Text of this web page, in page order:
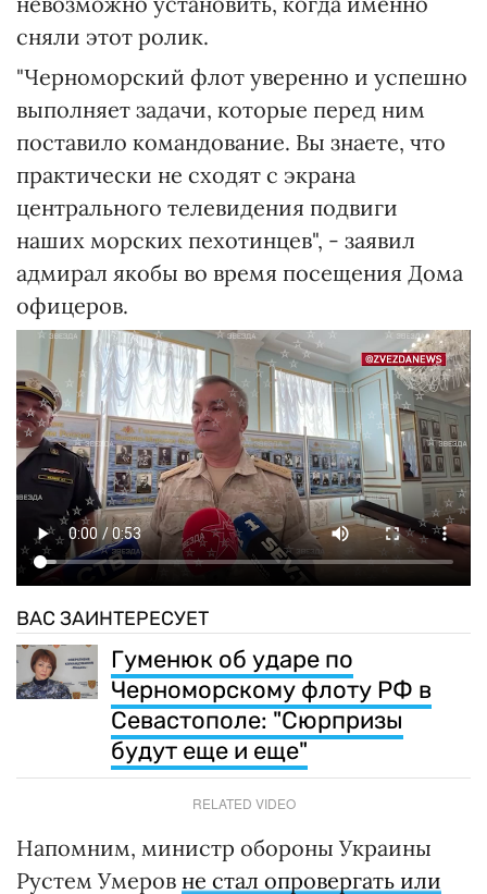
сняли этот ролик.
"Черноморский флот уверенно и успешно
выполняет задачи, которые перед ним
поставило командование. Вы знаете, что
практически не сходят с экрана
центрального телевидения подвиги
наших морских пехотинцев", - заявил
адмирал якобы во время посещения Дома
офицеров.
ВАС ЗАИНТЕРЕСУЕТ
Гуменюк об ударе по
Черноморскому флоту РФ в
Севастополе: "Сюрпризы
будут еще и еще"
RELATED VIDEO
Напомним, министр обороны Украины
Рустем Умеров не стал опровергать или